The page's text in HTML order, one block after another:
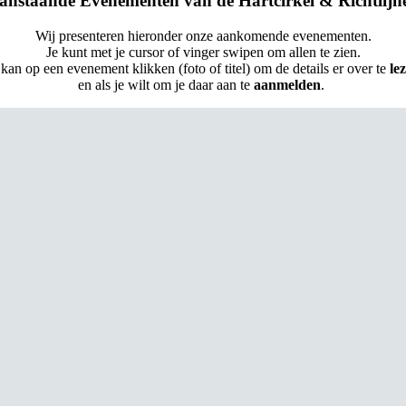
Wij presenteren hieronder onze aankomende evenementen.
Je kunt met je cursor of vinger swipen om allen te zien.
kan op een evenement klikken (foto of titel) om de details er over te
en als je wilt om je daar aan te aanmelden.